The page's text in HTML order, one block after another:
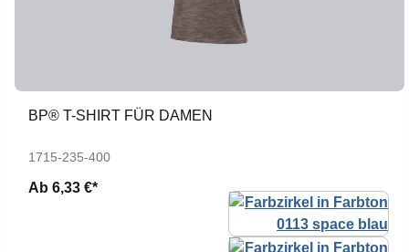
BP® T-SHIRT FÜR DAMEN
1715-235-400
Ab 6,33 €*